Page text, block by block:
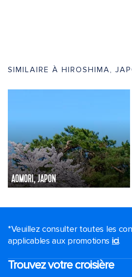
SIMILAIRE À HIROSHIMA,
AOMORI, JAPON
*Veuillez consulter toutes les
applicables aux promotions ici.
Trouvez votre croisière